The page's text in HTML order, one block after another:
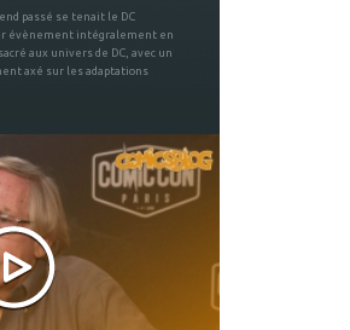
passé se tenait le DC
évènement intégralement en
aux univers de DC, avec un
axé sur les adaptations